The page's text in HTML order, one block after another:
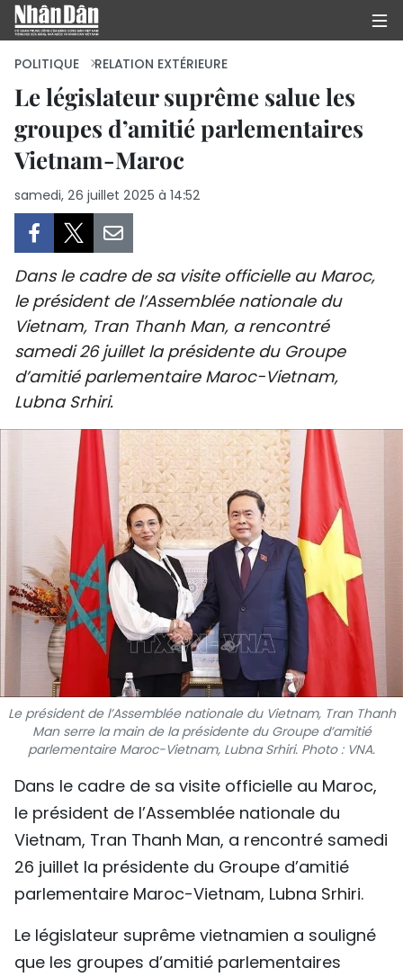
PAGE D'ACCUEIL
POLITIQUE
CULTURE
TOURISME
ENVIRONNEMENT
SPORT
FRANCOPHONIE
PAYS NATAL
INTERNATIONAL
MÉGASTORIE
INFOGRAPHIE
PHOTO
VIDÉO
À PROPOS DU "PEUPLE"
TIẾNG VIỆT
ENGLISH
РУССКИЙ
POLITIQUE RELATION EXTÉRIEURE
Le législateur suprême salue les
groupes d’amitié parlementaires
Vietnam-Maroc
samedi, 26 juillet 2025 à 14:52
Dans le cadre de sa visite officielle au Maroc,
le président de l’Assemblée nationale du
Vietnam, Tran Thanh Man, a rencontré
samedi 26 juillet la présidente du Groupe
d’amitié parlementaire Maroc-Vietnam,
Lubna Srhiri.
Le président de l’Assemblée nationale du Vietnam, Tran Thanh
Man serre la main de la présidente du Groupe d’amitié
parlementaire Maroc-Vietnam, Lubna Srhiri. Photo : VNA.
Dans le cadre de sa visite officielle au Maroc,
le président de l’Assemblée nationale du
Vietnam, Tran Thanh Man, a rencontré samedi
26 juillet la présidente du Groupe d’amitié
parlementaire Maroc-Vietnam, Lubna Srhiri.
Le législateur suprême vietnamien a souligné
que les groupes d’amitié parlementaires